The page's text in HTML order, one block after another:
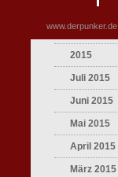
www.derpunker.de
2015
Juli 2015
Juni 2015
Mai 2015
April 2015
März 2015